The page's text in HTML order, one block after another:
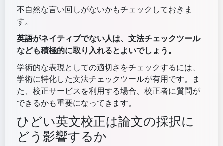
不自然な言い回しがないかもチェックしておきま
す。
英語がネイティブでない人は、文法チェックツール
なども積極的に取り入れるとよいでしょう。
学術的な表現としての適切さをチェックするには、
学術に特化した文法チェックツールが有用です。ま
た、校正サービスを利用する場合、校正者に質問が
できるかも重要になってきます。
ひどい英文校正は論文の採択に
どう影響するか